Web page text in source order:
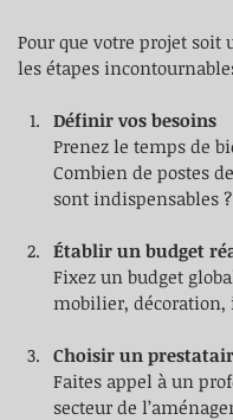
Pour que votre projet
les étapes
Définir vos besoins
Prenez le temps de
Combien de postes
sont indispensables
Établir un budget
Fixez un budget
mobilier, décoration,
Choisir un
Faites appel à un
secteur de